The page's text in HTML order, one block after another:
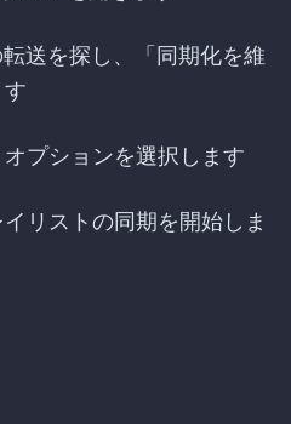
送を探し、「同期化を維
プションを選択します
リストの同期を開始しま